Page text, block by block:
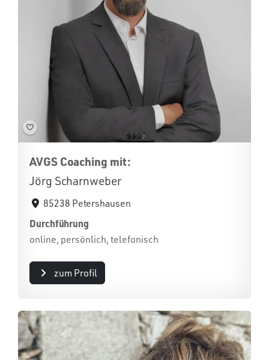
AVGS Coaching mit:
Jörg Scharnweber
85238 Petershausen
Durchführung
online, persönlich, telefonisch
zum Profil